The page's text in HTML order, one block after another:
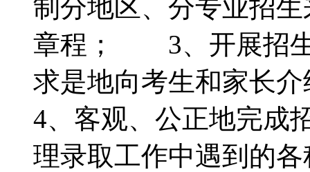
制分地区、分专业招
章程； 3、开展招生
求是地向考生和家
4、客观、公正地完成
理录取工作中遇到的